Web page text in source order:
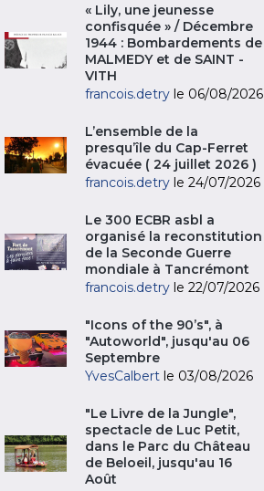
« Lily, une jeunesse
confisquée » / Décembre
1944 : Bombardements de
MALMEDY et de SAINT -
VITH
francois.detry le 06/08/2026
L’ensemble de la
presqu’île du Cap-Ferret
évacuée ( 24 juillet 2026 )
francois.detry le 24/07/2026
Le 300 ECBR asbl a
organisé la reconstitution
de la Seconde Guerre
mondiale à Tancrémont
francois.detry le 22/07/2026
"Icons of the 90’s", à
"Autoworld", jusqu'au 06
Septembre
YvesCalbert le 03/08/2026
"Le Livre de la Jungle",
spectacle de Luc Petit,
dans le Parc du Château
de Beloeil, jusqu'au 16
Août